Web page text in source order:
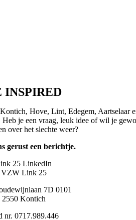
INSPIRED
Hove, Lint, Edegem, Aartselaar
Heb je een vraag, leuk idee of wil je
over het slechte weer?
gerust een berichtje.
25 LinkedIn
VZW Link 25
7D 0101
2550 Kontich
nr. 0717.989.446